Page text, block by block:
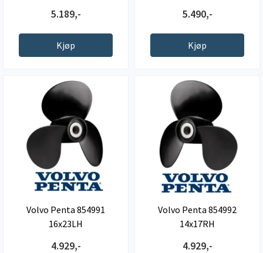
5.189,-
Kjøp
5.490,-
Kjøp
Volvo Penta 854991
16x23LH
4.929,-
Volvo Penta 854992
14x17RH
4.929,-